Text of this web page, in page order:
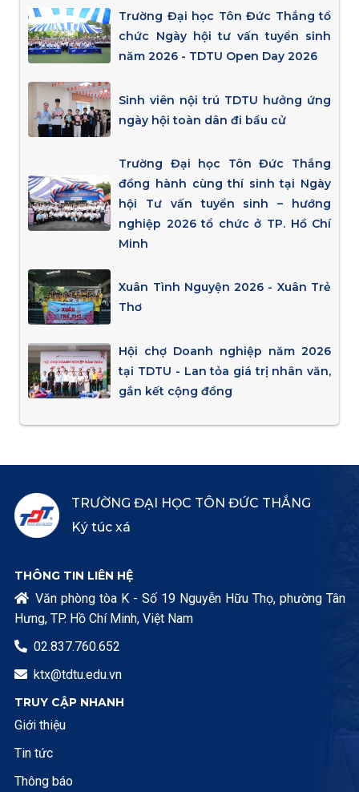
Trường Đại học Tôn Đức Thắng tổ
chức Ngày hội tư vấn tuyển sinh
năm 2026 - TDTU Open Day 2026
Sinh viên nội trú TDTU hưởng ứng
ngày hội toàn dân đi bầu cử
Trường Đại học Tôn Đức Thắng
đồng hành cùng thí sinh tại Ngày
hội Tư vấn tuyển sinh – hướng
nghiệp 2026 tổ chức ở TP. Hồ Chí
Minh
Xuân Tình Nguyện 2026 - Xuân Trẻ
Thơ
Hội chợ Doanh nghiệp năm 2026
tại TDTU - Lan tỏa giá trị nhân văn,
gắn kết cộng đồng
TRƯỜNG ĐẠI HỌC TÔN ĐỨC THẮNG
Ký túc xá
THÔNG TIN LIÊN HỆ
 Văn phòng tòa K - Số 19 Nguyễn Hữu Thọ, phường Tân
Hưng, TP. Hồ Chí Minh, Việt Nam
 02.837.760.652
 ktx@tdtu.edu.vn
TRUY CẬP NHANH
Giới thiệu
Tin tức
Thông báo